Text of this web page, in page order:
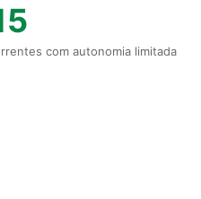
com autonomia limitada